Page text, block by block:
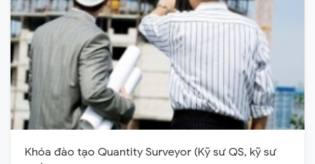
Khóa đào tạo Quantity Surveyor (Kỹ sư QS, kỹ sư